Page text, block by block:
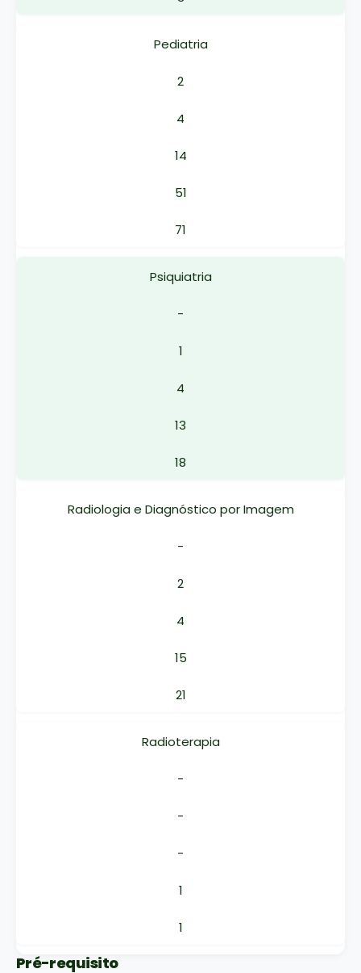
Pediatria
2
4
14
51
71
Psiquiatria
-
1
4
13
18
Radiologia e Diagnóstico por Imagem
-
2
4
15
21
Radioterapia
-
-
-
1
1
Pré-requisito